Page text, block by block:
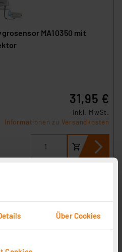
Über Cookies
MA10350 mit
31,95 €
inkl. MwSt.
Informationen zu Versandkosten